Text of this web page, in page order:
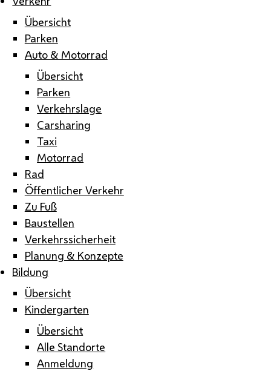
Übersicht
Parken
Auto & Motorrad
Übersicht
Parken
Verkehrslage
Carsharing
Taxi
Motorrad
Rad
Öffentlicher Verkehr
Zu Fuß
Baustellen
Verkehrssicherheit
Planung & Konzepte
Bildung
Übersicht
Kindergarten
Übersicht
Alle Standorte
Anmeldung